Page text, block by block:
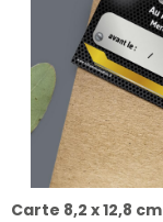
Carte 8,2 x 12,8 cm